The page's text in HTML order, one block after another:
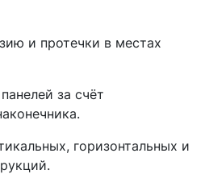
и протечки в местах
за счёт
горизонтальных и